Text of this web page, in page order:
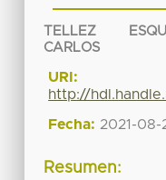
TELLEZ
CARLOS
URI:
http://
Fecha: 2021-08-
Resumen: